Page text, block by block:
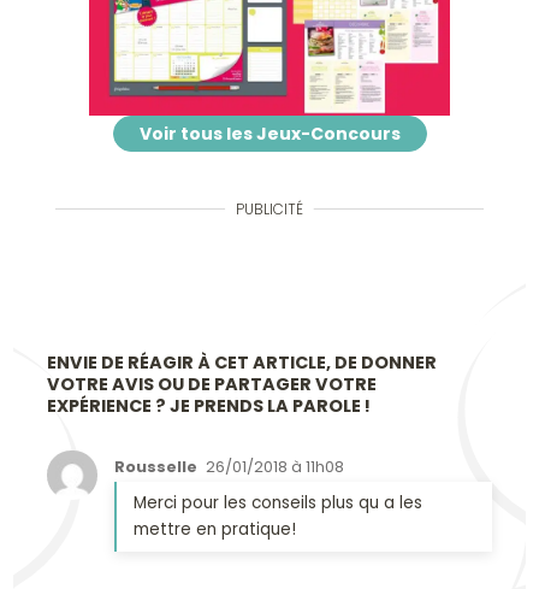
Voir tous les Jeux-Concours
PUBLICITÉ
ENVIE DE RÉAGIR À CET ARTICLE, DE DONNER
VOTRE AVIS OU DE PARTAGER VOTRE
EXPÉRIENCE ? JE PRENDS LA PAROLE !
Rousselle 26/01/2018 à 11h08
Merci pour les conseils plus qu a les
mettre en pratique!